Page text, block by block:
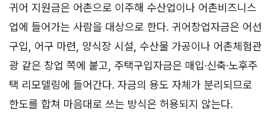
귀어 지원금은 어촌으로 이주해 수산업이나 어촌비즈니스
업에 들어가는 사람을 대상으로 한다. 귀어창업자금은 어선
구입, 어구 마련, 양식장 시설, 수산물 가공이나 어촌체험관
광 같은 창업 쪽에 붙고, 주택구입자금은 매입·신축·노후주
택 리모델링에 들어간다. 자금의 용도 자체가 분리되므로
한도를 합쳐 마음대로 쓰는 방식은 허용되지 않는다.